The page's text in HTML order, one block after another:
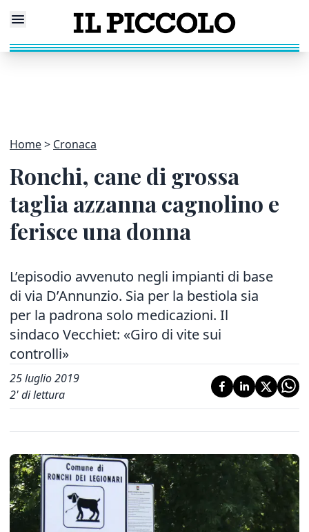
Home Cronaca
Ronchi, cane di grossa
taglia azzanna cagnolino e
ferisce una donna
L’episodio avvenuto negli impianti di base
di via D’Annunzio. Sia per la bestiola sia
per la padrona solo medicazioni. Il
sindaco Vecchiet: «Giro di vite sui
controlli»
25 luglio 2019
2' di lettura